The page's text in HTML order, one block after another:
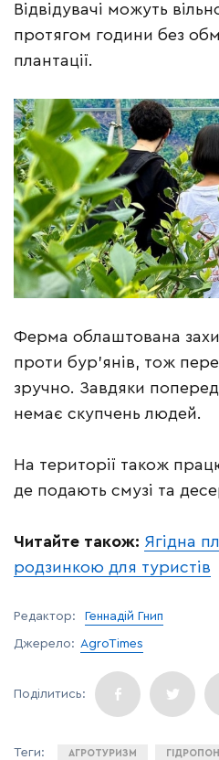
Відвідувачі можуть
протягом години без
плантації.
Ферма облаштована
проти бур’янів, тож
зручно. Завдяки
немає скупчень людей.
На території також
де подають смузі та
Читайте також: Ягідна
родзинкою для туристів
Редактор: Геннадій Гнип
Джерело: AgroTimes
АГРОТУРИЗМ